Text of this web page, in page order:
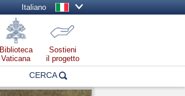
Italiano
Biblioteca
Vaticana
Sostieni
il progetto
CERCA